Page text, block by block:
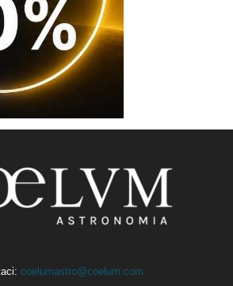
coelumastro@coelum.com